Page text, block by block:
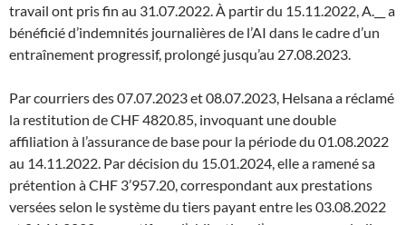
travail ont pris fin au 31.07.2022. À partir du 15.11.2022, A.__ a
bénéficié d’indemnités journalières de l’AI dans le cadre d’un
entraînement progressif, prolongé jusqu’au 27.08.2023.
Par courriers des 07.07.2023 et 08.07.2023, Helsana a réclamé
la restitution de CHF 4820.85, invoquant une double
affiliation à l’assurance de base pour la période du 01.08.2022
au 14.11.2022. Par décision du 15.01.2024, elle a ramené sa
prétention à CHF 3’957.20, correspondant aux prestations
versées selon le système du tiers payant entre les 03.08.2022